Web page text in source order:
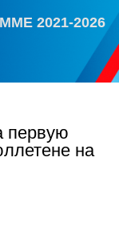
2021-2026
первую
на